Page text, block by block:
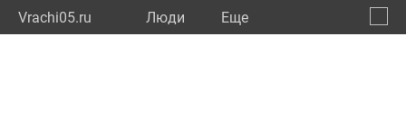
Vrachi05.ru Люди Eще